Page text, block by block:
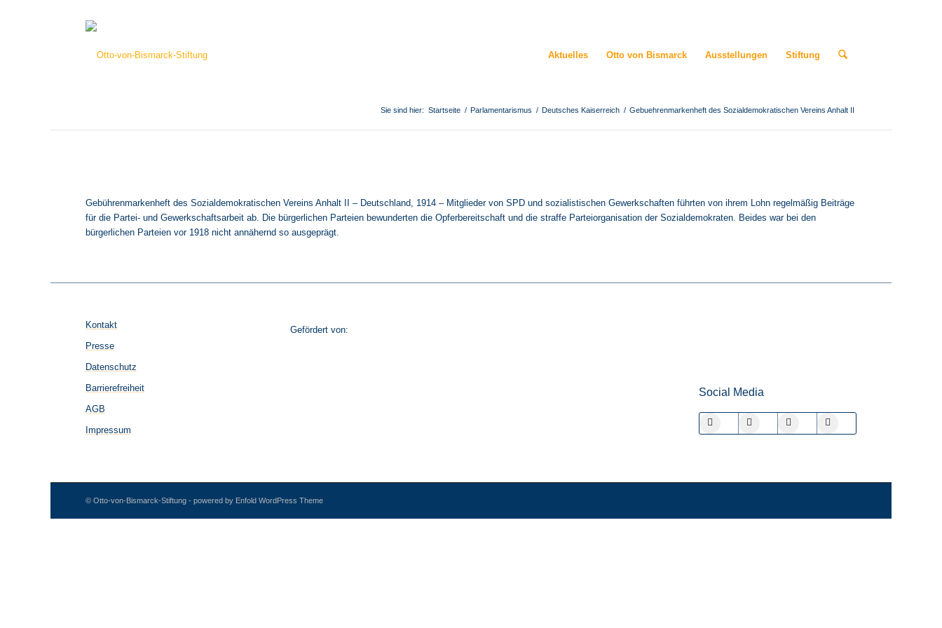
Aktuelles Otto von Bismarck Ausstellungen Stiftung
Sie sind hier: Startseite / Parlamentarismus / Deutsches Kaiserreich / Gebuehrenmarkenheft des Sozialdemokratischen Vereins Anhalt II
Gebührenmarkenheft des Sozialdemokratischen Vereins Anhalt II – Deutschland, 1914 – Mitglieder von SPD und sozialistischen Gewerkschaften führten von ihrem Lohn regelmäßig Beiträge
für die Partei- und Gewerkschaftsarbeit ab. Die bürgerlichen Parteien bewunderten die Opferbereitschaft und die straffe Parteiorganisation der Sozialdemokraten. Beides war bei den
bürgerlichen Parteien vor 1918 nicht annähernd so ausgeprägt.
Kontakt
Presse
Datenschutz
Barrierefreiheit
AGB
Impressum
Gefördert von:
Social Media
© Otto-von-Bismarck-Stiftung - powered by Enfold WordPress Theme